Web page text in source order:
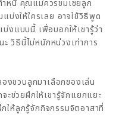
ำหนิ คุณแม่ควรชมเชยลูก
บ่งให้ใครเลย อาจใช้วิธีพูด
งแบบนี้ เพื่อบอกให้เขารู้ว่า
วิธีนี้ไม่หนักหน่วงเท่าการ
งชวนลูกมาเลือกของเล่น
ะช่วยฝึกให้เขารู้จักแยกแยะ
ให้ลูกรู้จักกิจกรรมจิตอาสาที่